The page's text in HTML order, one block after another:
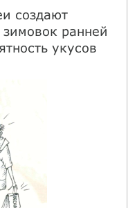
создают
ранней
укусов